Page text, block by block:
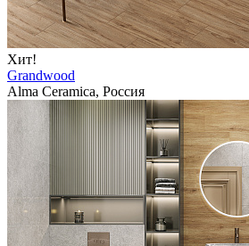
Хит!
Grandwood
Alma Ceramica, Россия